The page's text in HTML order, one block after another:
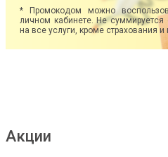
* Промокодом можно
личном кабинете. Не
на все услуги, кроме страхования и
Акции